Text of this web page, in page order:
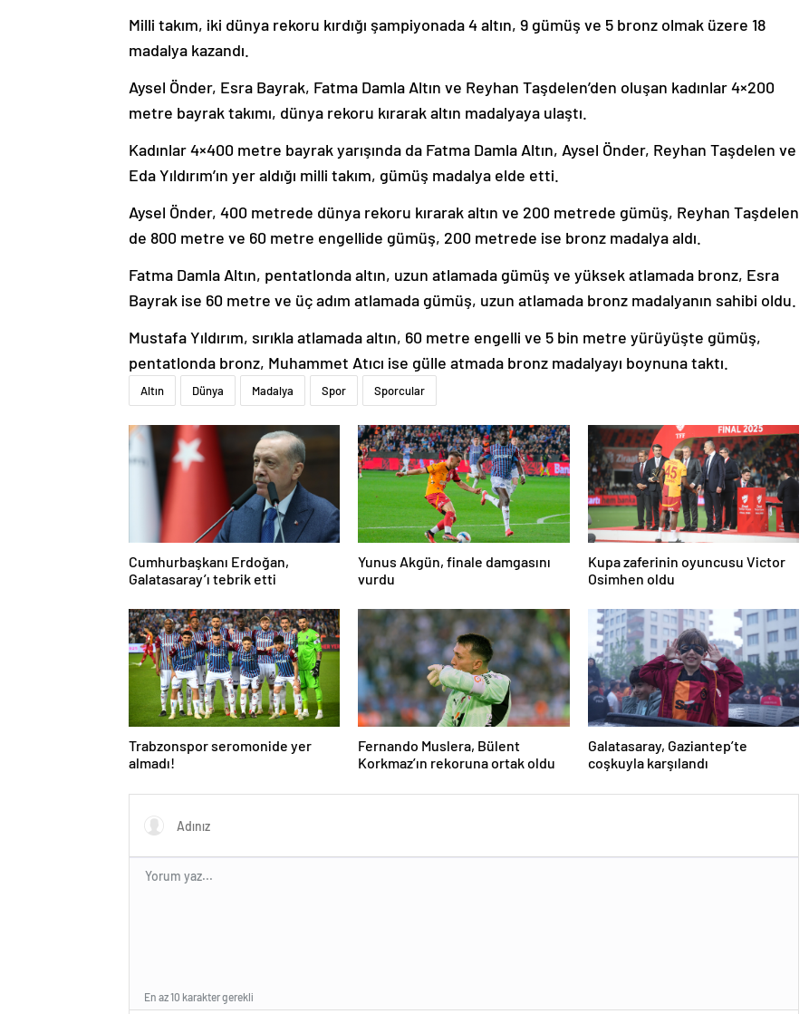
Milli takım, iki dünya rekoru kırdığı şampiyonada 4 altın, 9 gümüş ve 5 bronz olmak üzere 18
madalya kazandı.
Aysel Önder, Esra Bayrak, Fatma Damla Altın ve Reyhan Taşdelen’den oluşan kadınlar 4×200
metre bayrak takımı, dünya rekoru kırarak altın madalyaya ulaştı.
Kadınlar 4×400 metre bayrak yarışında da Fatma Damla Altın, Aysel Önder, Reyhan Taşdelen ve
Eda Yıldırım’ın yer aldığı milli takım, gümüş madalya elde etti.
Aysel Önder, 400 metrede dünya rekoru kırarak altın ve 200 metrede gümüş, Reyhan Taşdelen
de 800 metre ve 60 metre engellide gümüş, 200 metrede ise bronz madalya aldı.
Fatma Damla Altın, pentatlonda altın, uzun atlamada gümüş ve yüksek atlamada bronz, Esra
Bayrak ise 60 metre ve üç adım atlamada gümüş, uzun atlamada bronz madalyanın sahibi oldu.
Mustafa Yıldırım, sırıkla atlamada altın, 60 metre engelli ve 5 bin metre yürüyüşte gümüş,
pentatlonda bronz, Muhammet Atıcı ise gülle atmada bronz madalyayı boynuna taktı.
Altın Dünya Madalya Spor Sporcular
Cumhurbaşkanı Erdoğan,
Galatasaray’ı tebrik etti
Yunus Akgün, finale damgasını
vurdu
Kupa zaferinin oyuncusu Victor
Osimhen oldu
Trabzonspor seromonide yer
almadı!
Fernando Muslera, Bülent
Korkmaz’ın rekoruna ortak oldu
Galatasaray, Gaziantep’te
coşkuyla karşılandı
En az 10 karakter gerekli